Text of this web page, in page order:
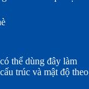
thể dùng đây làm
trúc và mật độ theo